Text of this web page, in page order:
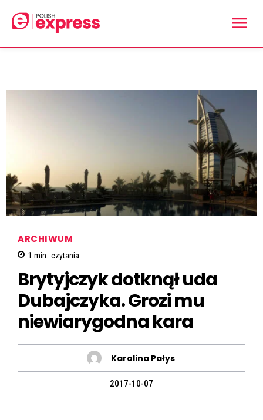
ARCHIWUM
1 min. czytania
Brytyjczyk dotknął uda
Dubajczyka. Grozi mu
niewiarygodna kara
Karolina Pałys
2017-10-07